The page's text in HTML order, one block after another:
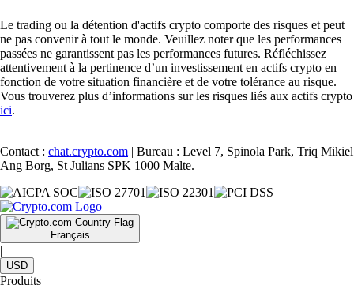
Le trading ou la détention d'actifs crypto comporte des risques et peut
ne pas convenir à tout le monde. Veuillez noter que les performances
passées ne garantissent pas les performances futures. Réfléchissez
attentivement à la pertinence d’un investissement en actifs crypto en
fonction de votre situation financière et de votre tolérance au risque.
Vous trouverez plus d’informations sur les risques liés aux actifs crypto
ici.
Contact : chat.crypto.com | Bureau : Level 7, Spinola Park, Triq Mikiel
Ang Borg, St Julians SPK 1000 Malte.
Français
|
USD
Produits